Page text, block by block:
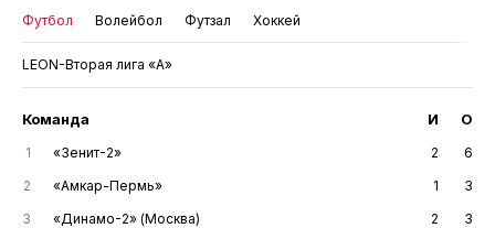
Футбол Волейбол Футзал Хоккей
LEON-Вторая лига «А»
Команда И О
1 «Зенит-2» 2
6
2
«Амкар-Пермь» 1
3
3
«Динамо-2» (Москва) 2
3